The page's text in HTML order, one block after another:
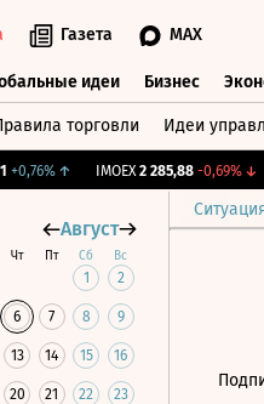
Газета MAX
идеи Бизнес
торговли Идеи
+0,76%↑ IMOEX 2 285,88 -0,69%↓
Август
Чт Пт Сб Вс
1 2
6 7 8 9
13 14 15 16
20 21 22 23